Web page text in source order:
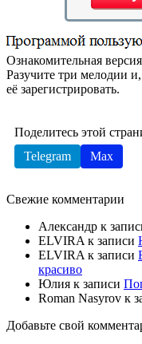
Ознакомительная
Разучите три мелодии
её зарегистрировать.
Поделитесь этой
Telegram
Max
Свежие комментарии
Александр к
ELVIRA к записи
ELVIRA к записи
красиво
Юлия к записи
Roman Nasyrov к
Добавьте свой